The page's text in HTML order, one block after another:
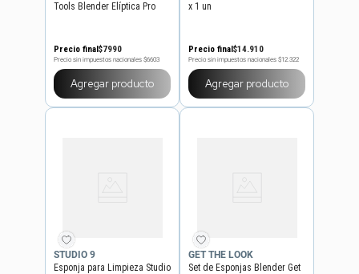
Tools Blender Elíptica Pro
Precio final$7990
Precio sin impuestos nacionales $6603
Agregar producto
x 1 un
Precio final$14.910
Precio sin impuestos nacionales $12.322
Agregar producto
STUDIO 9
Esponja para Limpieza Studio
GET THE LOOK
Set de Esponjas Blender Get